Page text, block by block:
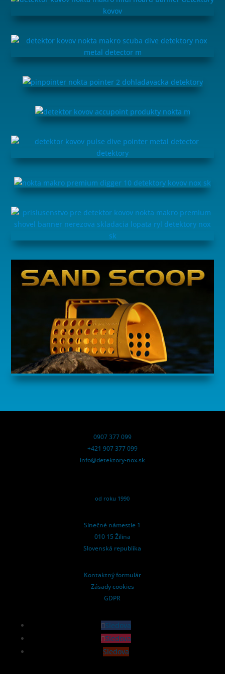
0907 377 099
+421 907 377 099
info@detektory-nox.sk
od roku 1990
Slnečné námestie 1
010 15 Žilina
Slovenská republika
Kontaktný formulár
Zásady cookies
GDPR
Sledova
Sledova
Sledova